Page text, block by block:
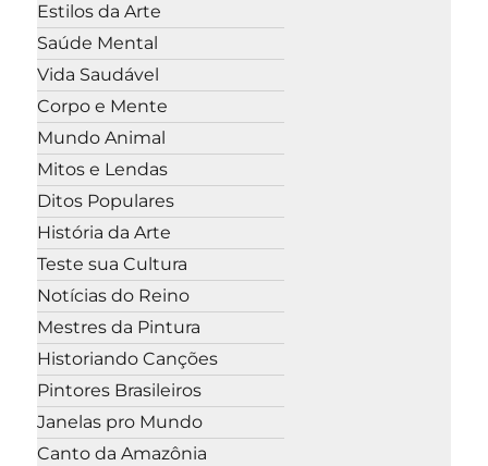
Estilos da Arte
Saúde Mental
Vida Saudável
Corpo e Mente
Mundo Animal
Mitos e Lendas
Ditos Populares
História da Arte
Teste sua Cultura
Notícias do Reino
Mestres da Pintura
Historiando Canções
Pintores Brasileiros
Janelas pro Mundo
Canto da Amazônia